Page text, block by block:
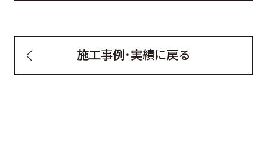
施工事例・実績に戻る